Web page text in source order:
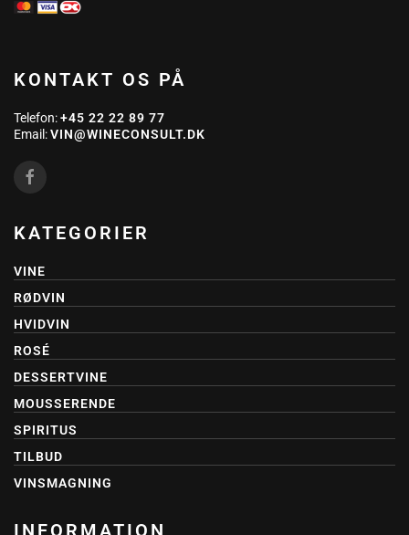
KONTAKT OS PÅ
Telefon:+45 22 22 89 77
Email:VIN@WINECONSULT.DK
KATEGORIER
VINE
RØDVIN
HVIDVIN
ROSÉ
DESSERTVINE
MOUSSERENDE
SPIRITUS
TILBUD
VINSMAGNING
INFORMATION